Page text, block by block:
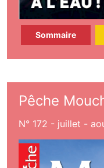
Sommaire
Pêche
N° 172 - juillet -